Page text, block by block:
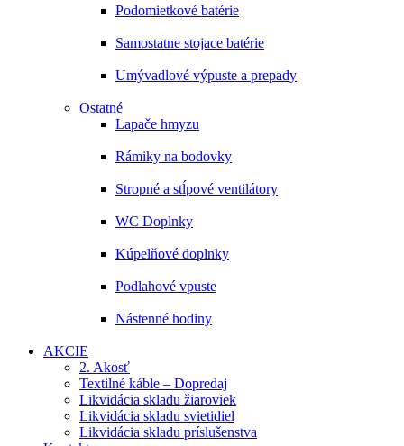
Podomietkové batérie
Samostatne stojace batérie
Umývadlové výpuste a prepady
Ostatné
Lapače hmyzu
Rámiky na bodovky
Stropné a stĺpové ventilátory
WC Doplnky
Kúpelňové doplnky
Podlahové vpuste
Nástenné hodiny
AKCIE
2. Akosť
Textilné káble – Dopredaj
Likvidácia skladu žiaroviek
Likvidácia skladu svietidiel
Likvidácia skladu príslušenstva